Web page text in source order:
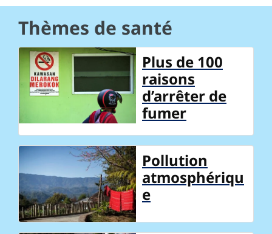
Thèmes de santé
Plus de 100
raisons
d’arrêter de
fumer
Pollution
atmosphériqu
e